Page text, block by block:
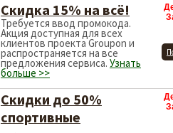
Скидка 15% на всё!
Требуется ввод промокода.
Акция доступная для всех
клиентов проекта Groupon и
распространяется на все
предложения сервиса. Узнать
больше >>
Скидки до 50%
спортивные